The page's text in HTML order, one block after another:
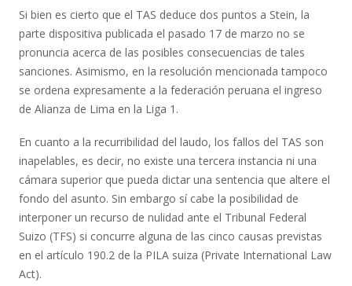
Si bien es cierto que el TAS deduce dos puntos a Stein, la
parte dispositiva publicada el pasado 17 de marzo no se
pronuncia acerca de las posibles consecuencias de tales
sanciones. Asimismo, en la resolución mencionada tampoco
se ordena expresamente a la federación peruana el ingreso
de Alianza de Lima en la Liga 1.
En cuanto a la recurribilidad del laudo, los fallos del TAS son
inapelables, es decir, no existe una tercera instancia ni una
cámara superior que pueda dictar una sentencia que altere el
fondo del asunto. Sin embargo sí cabe la posibilidad de
interponer un recurso de nulidad ante el Tribunal Federal
Suizo (TFS) si concurre alguna de las cinco causas previstas
en el artículo 190.2 de la PILA suiza (Private International Law
Act).